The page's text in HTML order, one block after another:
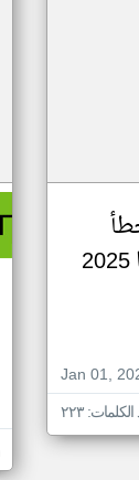
Jan 01,
٢٢٣